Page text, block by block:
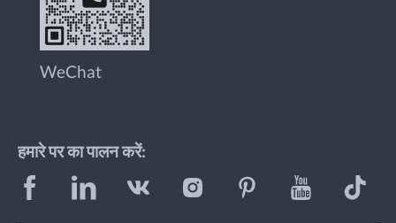
WeChat
हमारे पर का पालन करें: